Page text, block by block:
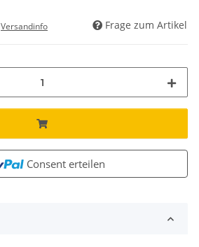
Versandinfo Frage zum Artikel
Consent erteilen